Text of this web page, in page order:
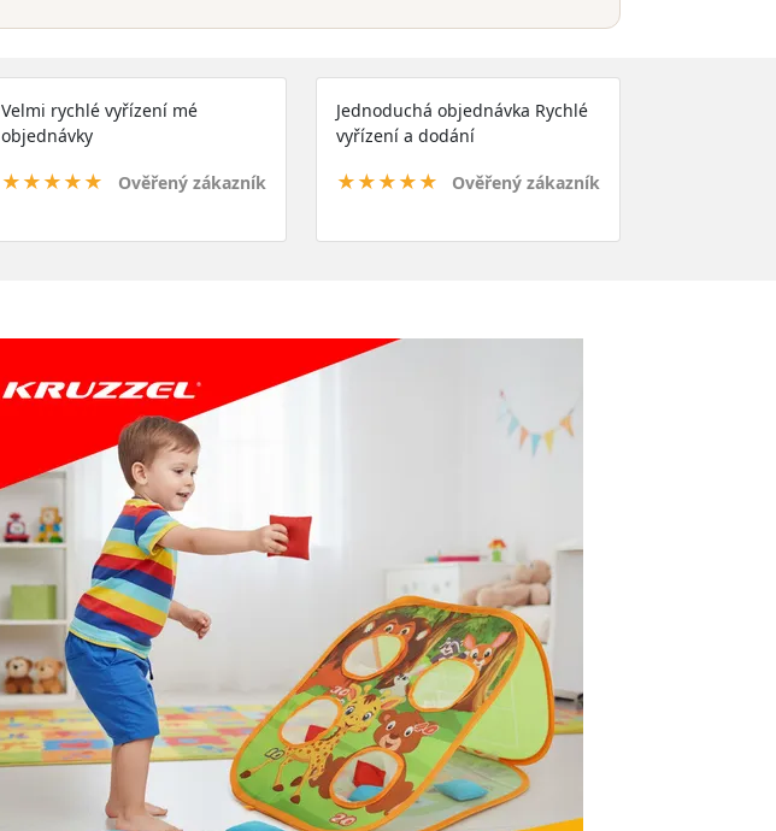
Velmi rychlé vyřízení mé
objednávky
★★★★★ Ověřený zákazník
Jednoduchá objednávka Rychlé
vyřízení a dodání
★★★★★ Ověřený zákazník